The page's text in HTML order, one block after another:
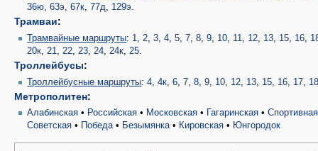
36ю,63э,67к, 77д, 129э.
Трамваи:
Трамвайные маршруты: 1 2 ,3 ,4 ,5 ,7 ,8 ,9 10 11 12 13 15 16
20к
21 22 23 24 24к 25
Троллейбусы:
Троллейбусные маршруты:4 ,4к ,6 ,7 ,8 ,9 10 12 13 15 16 17
Метрополитен:
Алабинская • Российская • Московская • Гагаринская •Спортивная
Советская • Победа• Безымянка• Кировская • Юнгородок